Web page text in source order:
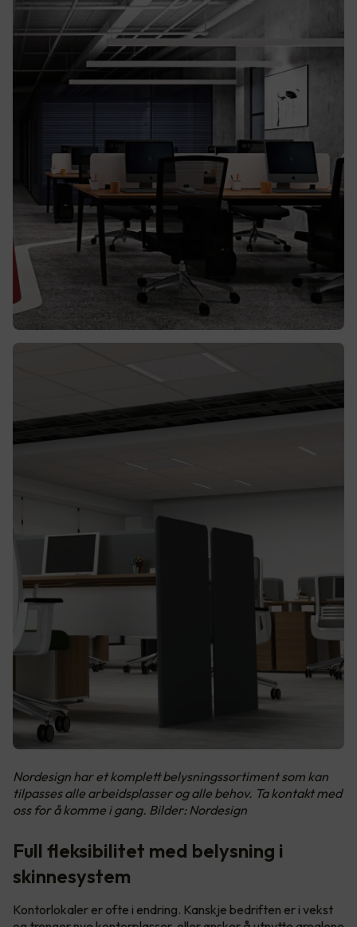
Nordesign har et komplett belysningssortiment som kan
tilpasses alle arbeidsplasser og alle behov. Ta kontakt med
oss for å komme i gang. Bilder: Nordesign
Full fleksibilitet med belysning i
skinnesystem
Kontorlokaler er ofte i endring. Kanskje bedriften er i vekst